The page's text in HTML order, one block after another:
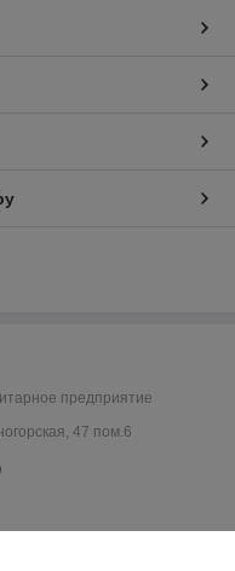
предприятие
47 пом.6